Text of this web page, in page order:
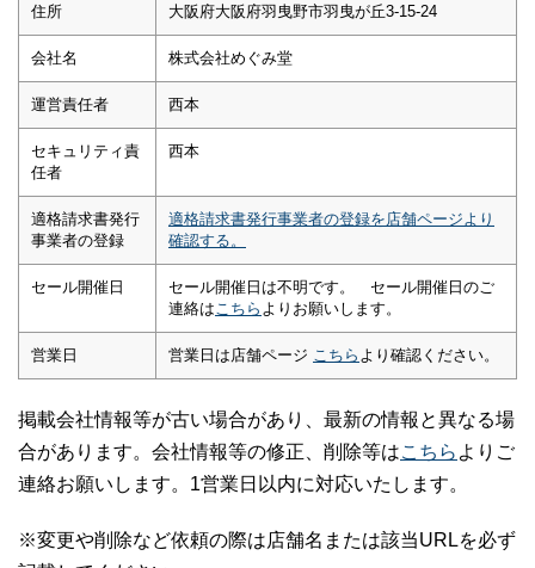
住所 大阪府大阪府羽曳野市羽曳が丘3-15-24
会社名 株式会社めぐみ堂
運営責任者 西本
セキュリティ責
任者
西本
適格請求書発行
事業者の登録
適格請求書発行事業者の登録を店舗ページより
確認する。
セール開催日
セール開催日は不明です。 セール開催日のご
連絡は こちら よりお願いします。
営業日 営業日は店舗ページ こちら より確認ください。
掲載会社情報等が古い場合があり、最新の情報と異なる場
合があります。会社情報等の修正、削除等はこちら よりご
連絡お願いします。1営業日以内に対応いたします。
※変更や削除など依頼の際は店舗名または該当URLを必ず